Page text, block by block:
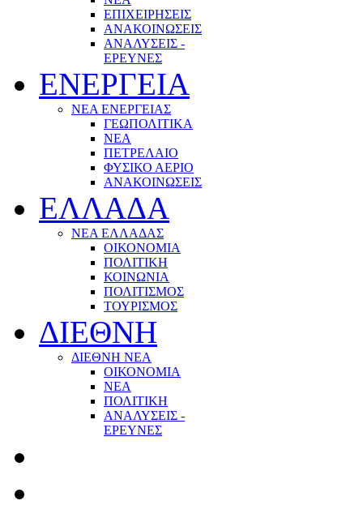
ΕΠΙΧΕΙΡΗΣΕΙΣ
ΑΝΑΚΟΙΝΩΣΕΙΣ
ΑΝΑΛΥΣΕΙΣ -
ΕΡΕΥΝΕΣ
ΕΝΕΡΓΕΙΑ
ΝΕΑ ΕΝΕΡΓΕΙΑΣ
ΓΕΩΠΟΛΙΤΙΚΑ
ΝΕΑ
ΠΕΤΡΕΛΑΙΟ
ΦΥΣΙΚΟ ΑΕΡΙΟ
ΑΝΑΚΟΙΝΩΣΕΙΣ
ΕΛΛΑΔΑ
ΝΕΑ ΕΛΛΑΔΑΣ
ΟΙΚΟΝΟΜΙΑ
ΠΟΛΙΤΙΚΗ
ΚΟΙΝΩΝΙΑ
ΠΟΛΙΤΙΣΜΟΣ
ΤΟΥΡΙΣΜΟΣ
ΔΙΕΘΝΗ
ΔΙΕΘΝΗ ΝΕΑ
ΟΙΚΟΝΟΜΙΑ
ΝΕΑ
ΠΟΛΙΤΙΚΗ
ΑΝΑΛΥΣΕΙΣ -
ΕΡΕΥΝΕΣ